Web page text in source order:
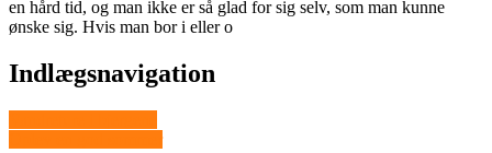
en hård tid, og man ikke er så glad for sig selv, som man kunne
ønske sig. Hvis man bor i eller o
Indlægsnavigation